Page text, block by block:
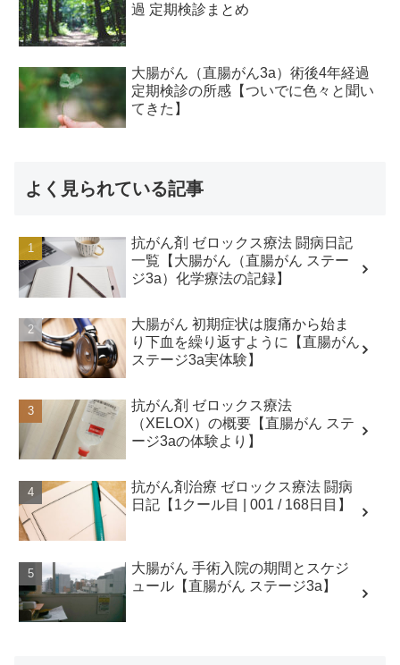
過 定期検診まとめ
大腸がん（直腸がん3a）術後4年経過
定期検診の所感【ついでに色々と聞い
てきた】
よく見られている記事
抗がん剤 ゼロックス療法 闘病日記
一覧【大腸がん（直腸がん ステー
ジ3a）化学療法の記録】
大腸がん 初期症状は腹痛から始ま
り下血を繰り返すように【直腸がん
ステージ3a実体験】
抗がん剤 ゼロックス療法
（XELOX）の概要【直腸がん ステ
ージ3aの体験より】
抗がん剤治療 ゼロックス療法 闘病
日記【1クール目 | 001 / 168日目】
大腸がん 手術入院の期間とスケジ
ュール【直腸がん ステージ3a】